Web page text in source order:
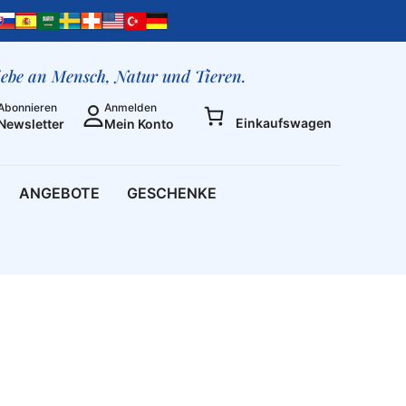
an Mensch, Natur und Tieren.
Anmelden
Mein Konto Einkaufswagen
ANGEBOTE GESCHENKE